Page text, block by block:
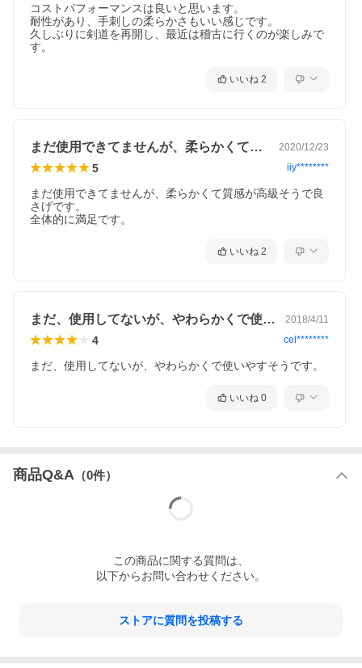
コストパフォーマンスは良いと思います。
耐性があり、手刺しの柔らかさもいい感じです。
久しぶりに剣道を再開し、最近は稽古に行くのが楽しみで
す。
いいね 2
まだ使用できてませんが、柔らかくて質感… 2020/12/23
5 iiy********
まだ使用できてませんが、柔らかくて質感が高級そうで良
さげです。
全体的に満足です。
いいね 2
まだ、使用してないが、やわらかくで使い… 2018/4/11
4 cel********
まだ、使用してないが、やわらかくで使いやすそうです。
いいね 0
商品Q&A （0件）
この商品に関する質問は、
以下からお問い合わせください。
ストアに質問を投稿する